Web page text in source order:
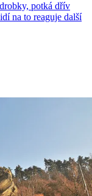
potká dřív
na to reaguje další